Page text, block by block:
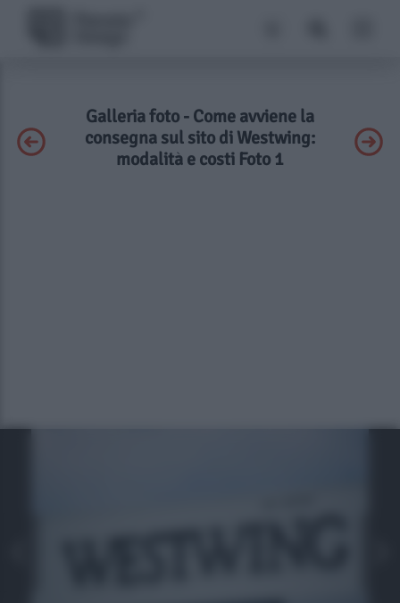
Galleria foto - Come avviene la
consegna sul sito di Westwing:
modalità e costi Foto 1